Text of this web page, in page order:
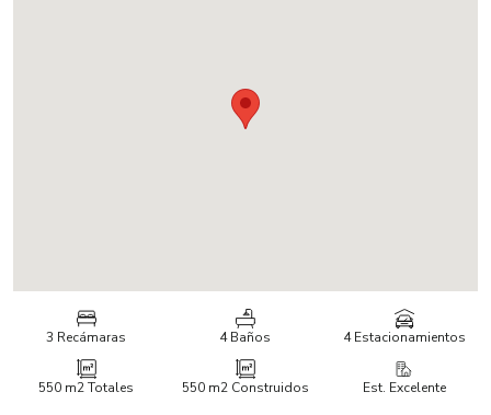
3 Recámaras 4 Baños 4 Estacionamientos
550 m2Totales 550 m2Construidos Est. Excelente